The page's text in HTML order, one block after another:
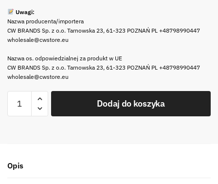
Uwagi:
Nazwa producenta/importera
CW BRANDS Sp. z o.o. Tarnowska 23, 61-323 POZNAŃ PL +48798990447
wholesale@cwstore.eu
Nazwa os. odpowiedzialnej za produkt w UE
CW BRANDS Sp. z o.o. Tarnowska 23, 61-323 POZNAŃ PL +48798990447
wholesale@cwstore.eu
ŚWIECZKA
Green
Dodaj do koszyka
Opis